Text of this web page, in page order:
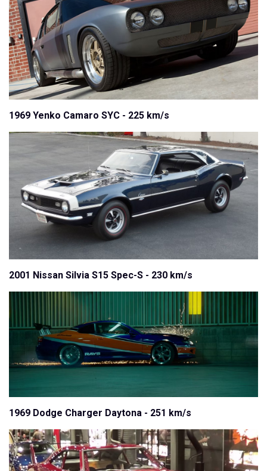
1969 Yenko Camaro SYC - 225 km/s
2001 Nissan Silvia S15 Spec-S - 230 km/s
1969 Dodge Charger Daytona - 251 km/s